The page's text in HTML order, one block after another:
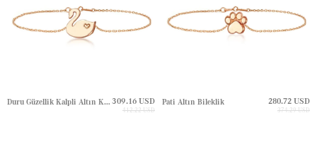
Duru Güzellik Kalpli Altın Kuğu Bileklik 309.16 USD
412.22 USD
Pati Altın Bileklik 280.72 USD
374.29 USD